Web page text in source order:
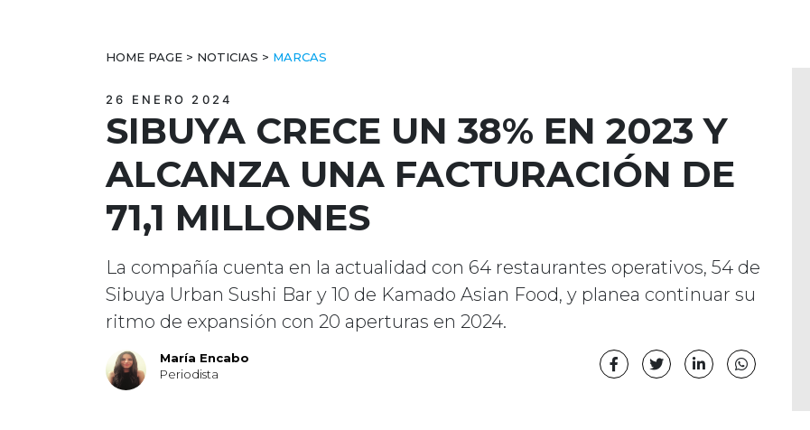
HOME PAGE > NOTICIAS > MARCAS
26 ENERO 2024
SIBUYA CRECE UN 38% EN 2023 Y
ALCANZA UNA FACTURACIÓN DE
71,1 MILLONES
La compañía cuenta en la actualidad con 64 restaurantes operativos, 54 de
Sibuya Urban Sushi Bar y 10 de Kamado Asian Food, y planea continuar su
ritmo de expansión con 20 aperturas en 2024.
María Encabo
Periodista